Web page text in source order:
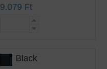
9.079 Ft
Black